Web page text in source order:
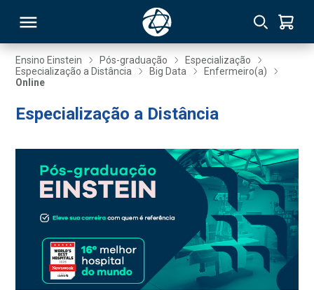
Ensino Einstein Pós-graduação
Especialização
Especialização a Distância
Big Data
Enfermeiro(a)
Online
Especialização a Distância